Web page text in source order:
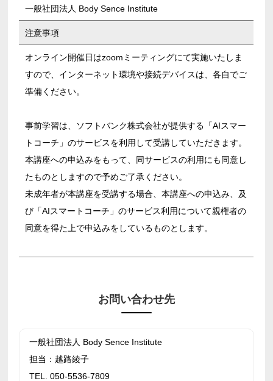
一般社団法人 Body Sence Institute
注意事項
オンライン開催日はzoomミーティングにて実施いたしま
すので、インターネット環境や接続デバイスは、各自でご
準備ください。
事前学習は、ソフトバンク株式会社が提供する「AIスマー
トコーチ」のサービスを利用して受講していただきます。
本講座への申込みをもって、同サービスの利用にも同意し
たものとしますので予めご了承ください。
未成年者が本講座を受講する場合、本講座への申込み、及
び「AIスマートコーチ」のサービス利用について親権者の
同意を得た上で申込みをしているものとします。
お問い合わせ先
一般社団法人 Body Sence Institute
担当：越路綾子
TEL. 050-5536-7809